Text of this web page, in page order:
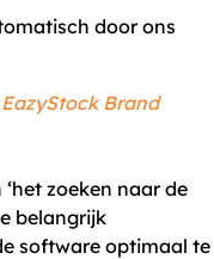
door ons
Brand
zoeken naar de
belangrijk
software optimaal te